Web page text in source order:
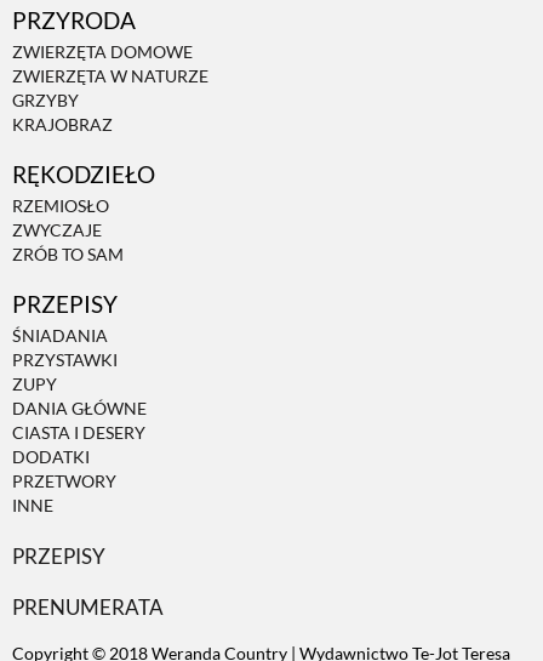
PRZYRODA
ZWIERZĘTA DOMOWE
ZWIERZĘTA W NATURZE
GRZYBY
KRAJOBRAZ
RĘKODZIEŁO
RZEMIOSŁO
ZWYCZAJE
ZRÓB TO SAM
PRZEPISY
ŚNIADANIA
PRZYSTAWKI
ZUPY
DANIA GŁÓWNE
CIASTA I DESERY
DODATKI
PRZETWORY
INNE
PRZEPISY
PRENUMERATA
Copyright © 2018 Weranda Country | Wydawnictwo Te-Jot Teresa
ZWIERZĘTA W NATURZE